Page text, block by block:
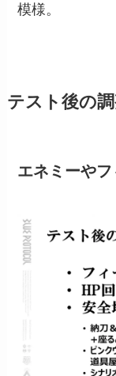
模様。
テスト後の
エネミーや